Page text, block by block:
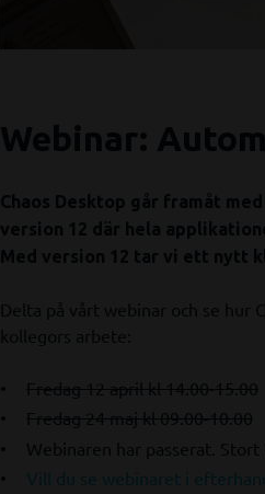
Webinar:
Chaos Desktop går framåt
version 12 där hela
Med version 12 tar vi ett nytt
Delta på vårt webinar och se
kollegors arbete:
Fredag 12 april kl 14.00-15.00
Fredag 24 maj kl 09.00-10.00
Webinaren har passerat.
Vill du se webinaret i